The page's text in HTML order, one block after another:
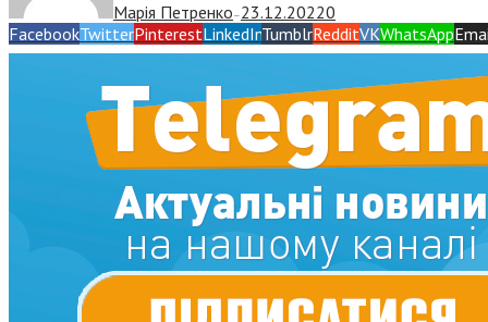
Марія Петренко — 23.12.20220
FacebookTwitterPinterestLinkedInTumblrRedditVKWhatsApp